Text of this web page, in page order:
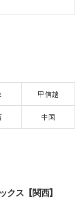
甲信越
中国
クス【関西】